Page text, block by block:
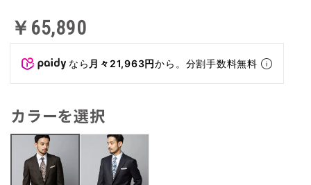
￥65,890
なら 月々21,963円から。分割手数料無料
カラーを選択